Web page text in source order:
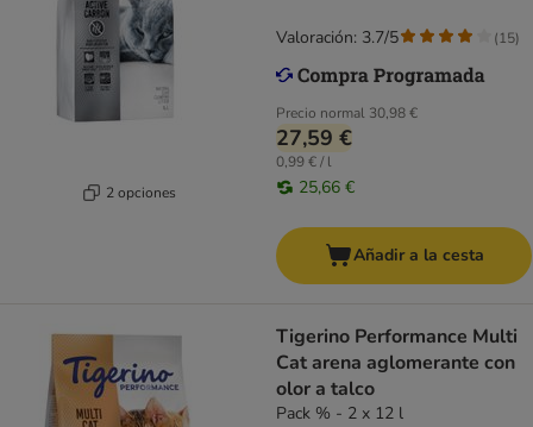
2 opciones
Precio normal 30,98 €
27,59 €
0,99 € / l
25,66 €
Valoración: 3.7/5 (15)
Añadir a la cesta
Tigerino Performance Multi
Cat arena aglomerante con
olor a talco
Pack % - 2 x 12 l